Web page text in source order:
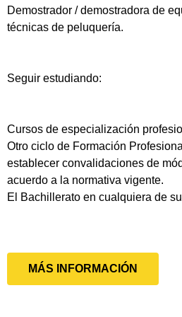
Demostrador / demostradora de
técnicas de peluquería.
Seguir estudiando:
Cursos de especialización
Otro ciclo de Formación
establecer convalidaciones de
acuerdo a la normativa vigente.
El Bachillerato en cualquiera de
MÁS INFORMACIÓN